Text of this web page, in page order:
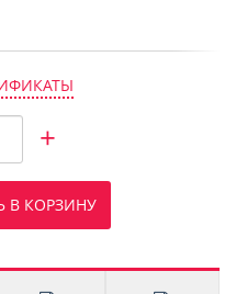
+
В КОРЗИНУ